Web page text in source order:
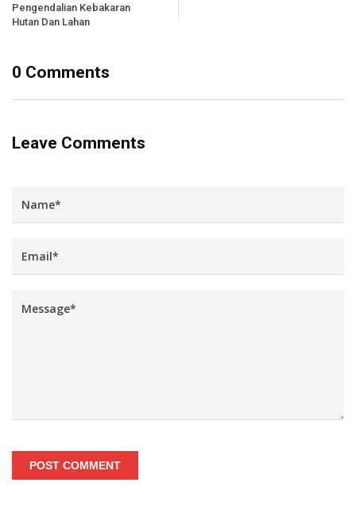
Pengendalian Kebakaran
Hutan Dan Lahan
0 Comments
Leave Comments
POST COMMENT